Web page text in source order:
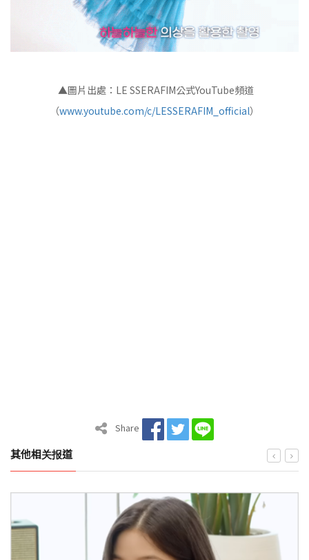
▲圖片出處：LE SSERAFIM公式YouTube頻道
（www.youtube.com/c/LESSERAFIM_official）
Share
其他相关报道